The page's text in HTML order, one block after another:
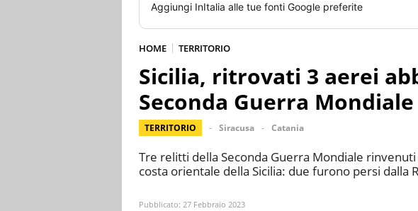
Aggiungi InItalia alle tue fonti Google preferite
HOME TERRITORIO
Sicilia, ritrovati 3 aerei
Seconda Guerra Mondiale
TERRITORIO Siracusa Catania
Tre relitti della Seconda Guerra Mondiale
costa orientale della Sicilia: due furono persi dalla
Pubblicato: 27 Febbraio 2023